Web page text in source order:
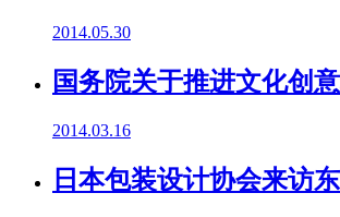
2014.05.30
国务院关于推进文化创
2014.03.16
日本包装设计协会来访